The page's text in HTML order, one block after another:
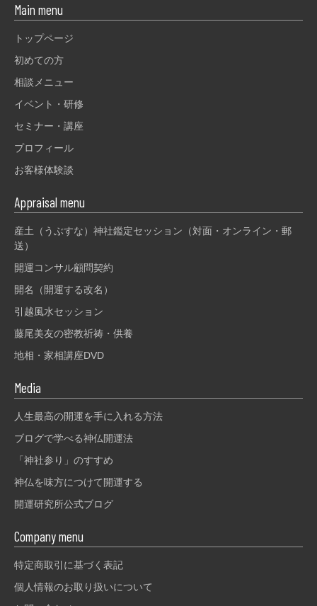
Main menu
トップページ
初めての方
相談メニュー
イベント・研修
セミナー・講座
プロフィール
お客様体験談
Appraisal menu
産土（うぶすな）神社鑑定セッション（対面・オンライン・郵
送）
開運コンサル顧問契約
開名（開運する改名）
引越風水セッション
藤尾美友の密教祈祷・供養
地相・家相講座DVD
Media
人生最高の開運を手に入れる方法
ブログで学べる神仏開運法
「神社参り」のすすめ
神仏を味方につけて開運する
開運研究所公式ブログ
Company menu
特定商取引に基づく表記
個人情報のお取り扱いについて